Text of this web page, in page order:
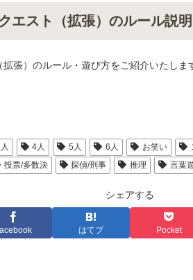
エスト（拡張）のルール説明
張）のルール・遊び方をご紹介いたしま
4人 5人 6人 お笑い
投票/多数決 探偵/刑事 推理 言葉
シェアする
はてブ Pocket